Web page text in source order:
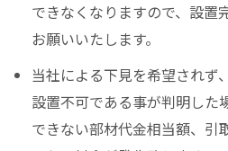
できなくなりますので、設置
お願いいたします。
当社による下見を希望されず
設置不可である事が判明した
できない部材代金相当額、引